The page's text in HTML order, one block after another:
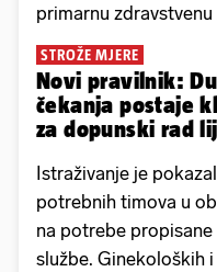
primarnu
STROŽE MJERE
Novi pravilnik:
čekanja postaje
za dopunski rad
Istraživanje je
potrebnih timova u
na potrebe
službe. Ginekoloških